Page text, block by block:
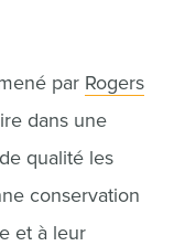
par Rogers
dans une
qualité les
conservation
et à leur